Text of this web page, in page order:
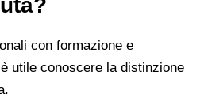
con formazione e
utile conoscere la distinzione